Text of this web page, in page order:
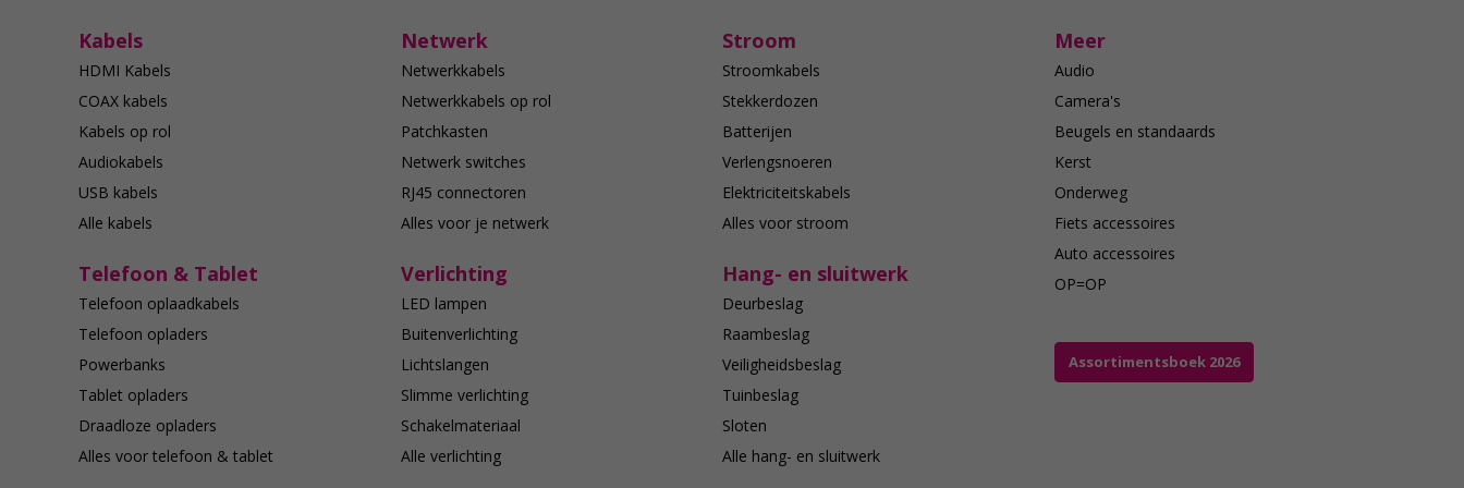
Kabels
HDMI Kabels
COAX kabels
Kabels op rol
Audiokabels
USB kabels
Alle kabels
Netwerk
Netwerkkabels
Netwerkkabels op rol
Patchkasten
Netwerk switches
RJ45 connectoren
Alles voor je netwerk
Stroom
Stroomkabels
Stekkerdozen
Batterijen
Verlengsnoeren
Elektriciteitskabels
Alles voor stroom
Telefoon & Tablet
Telefoon oplaadkabels
Telefoon opladers
Powerbanks
Tablet opladers
Draadloze opladers
Alles voor telefoon & tablet
Verlichting
LED lampen
Buitenverlichting
Lichtslangen
Slimme verlichting
Schakelmateriaal
Alle verlichting
Hang- en sluitwerk
Deurbeslag
Raambeslag
Veiligheidsbeslag
Tuinbeslag
Sloten
Alle hang- en sluitwerk
Meer
Audio
Camera's
Beugels en standaards
Kerst
Onderweg
Fiets accessoires
Auto accessoires
OP=OP
Assortimentsboek 2026